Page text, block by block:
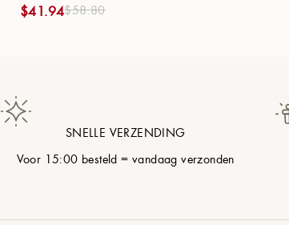
$58.80
$41.94
SNELLE VERZENDING
Voor 15:00 besteld = vandaag verzonden